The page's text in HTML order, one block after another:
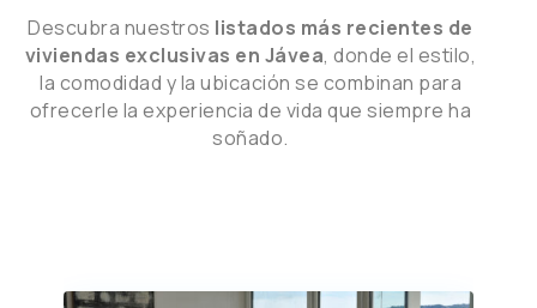
Descubra nuestros listados más recientes de
viviendas exclusivas en Jávea, donde el estilo,
la comodidad y la ubicación se combinan para
ofrecerle la experiencia de vida que siempre ha
soñado.